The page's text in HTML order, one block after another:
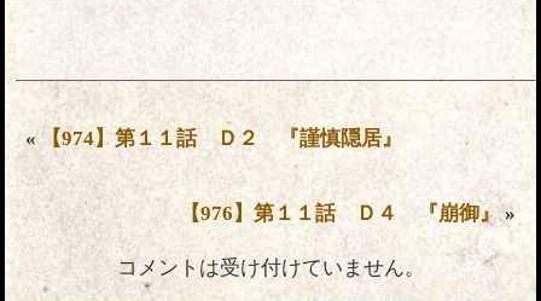
«【974】第１１話 Ｄ２ 『謹慎隠居』
【976】第１１話 Ｄ４ 『崩御』»
コメントは受け付けていません。